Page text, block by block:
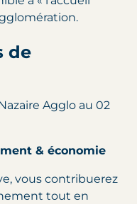
de
Agglo au 02
& économie
vous contribuerez
tout en